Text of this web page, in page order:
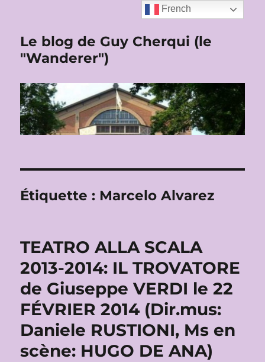
Le blog de Guy Cherqui (le
"Wanderer")
Étiquette : Marcelo Alvarez
TEATRO ALLA SCALA
2013-2014: IL TROVATORE
de Giuseppe VERDI le 22
FÉVRIER 2014 (Dir.mus:
Daniele RUSTIONI, Ms en
scène: HUGO DE ANA)
French